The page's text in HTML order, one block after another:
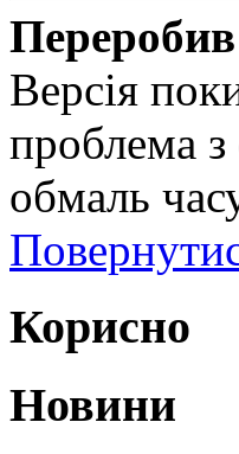
Версія
проблема
обмаль
Корисно
Новини